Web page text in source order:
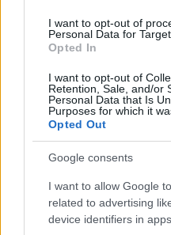
I want to opt-out of
Personal Data for
Opted In
I want to opt-out of
Retention, Sale, and/or
Personal Data that Is
Purposes for which it
Opted Out
Google consents
I want to allow Google
related to advertising
device identifiers in apps.
Petróleo Brent cai 8.3% e
Rafael Oliveira · 6 ago 2026
NÃO CLASSIFICADO